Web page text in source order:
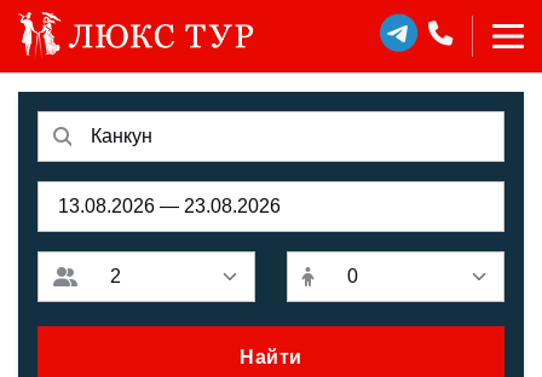
Найти